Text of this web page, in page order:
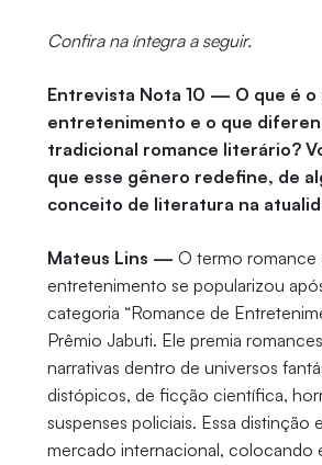
Confira na íntegra a seguir.
Entrevista Nota 10 — O que é o
entretenimento e o que
tradicional romance literário?
que esse gênero redefine, de
conceito de literatura na
Mateus Lins — O termo romance
entretenimento se popularizou
categoria “Romance de
Prêmio Jabuti. Ele premia
narrativas dentro de universos
distópicos, de ficção científica,
suspenses policiais. Essa distinção
mercado internacional, colocando